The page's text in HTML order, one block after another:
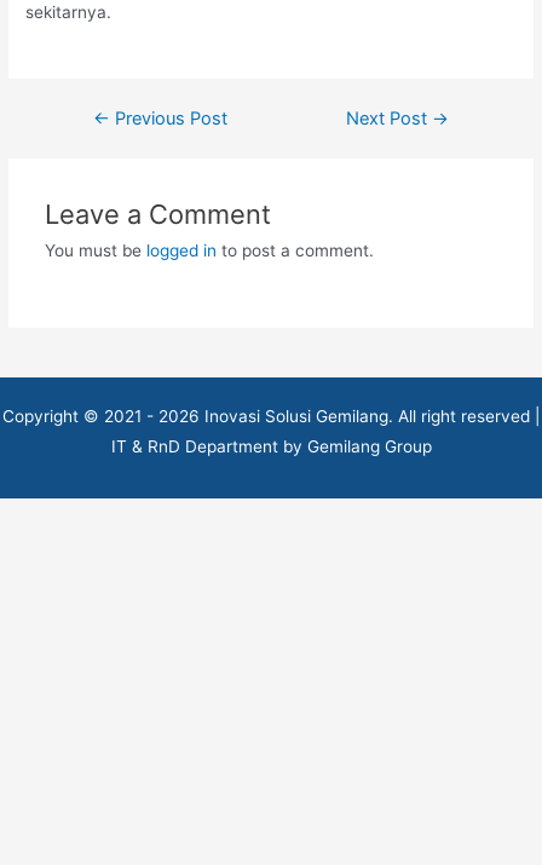
sekitarnya.
Post← Previous Post Next Post →
Leave a Comment
You must be logged in to post a comment.
Copyright © 2021 - 2026 Inovasi Solusi Gemilang. All right reserved |
IT & RnD Department by Gemilang Group